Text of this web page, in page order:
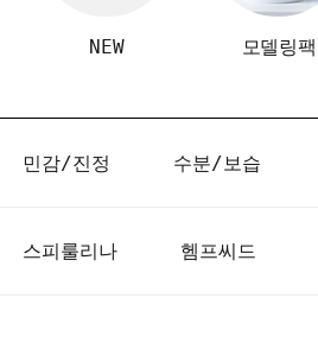
NEW 모델링팩
민감/진정 수분/보습
스피룰리나 헴프씨드